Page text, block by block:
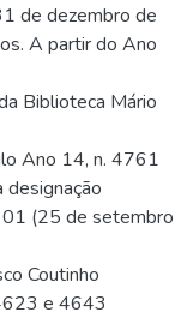
de dezembro de
A partir do Ano
Biblioteca Mário
Ano 14, n. 4761
01 (25 de setembro
Coutinho
e 4643